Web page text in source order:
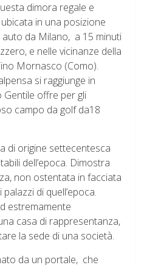
dimora regale e
in una posizione
auto da Milano, a 15 minuti
e nelle vicinanze della
Mornasco (Como).
si raggiunge in
Gentile offre per gli
campo da golf da18
di origine settecentesca
dell’epoca. Dimostra
non ostentata in facciata
di quell’epoca.
estremamente
casa di rappresentanza,
la sede di una società.
da un portale, che